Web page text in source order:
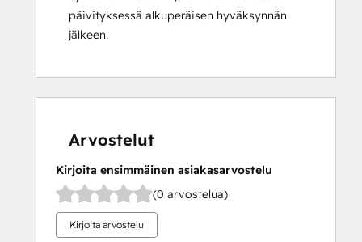
päivityksessä alkuperäisen hyväksynnän
jälkeen.
Arvostelut
Kirjoita ensimmäinen asiakasarvostelu
(0 arvostelua)
Kirjoita arvostelu